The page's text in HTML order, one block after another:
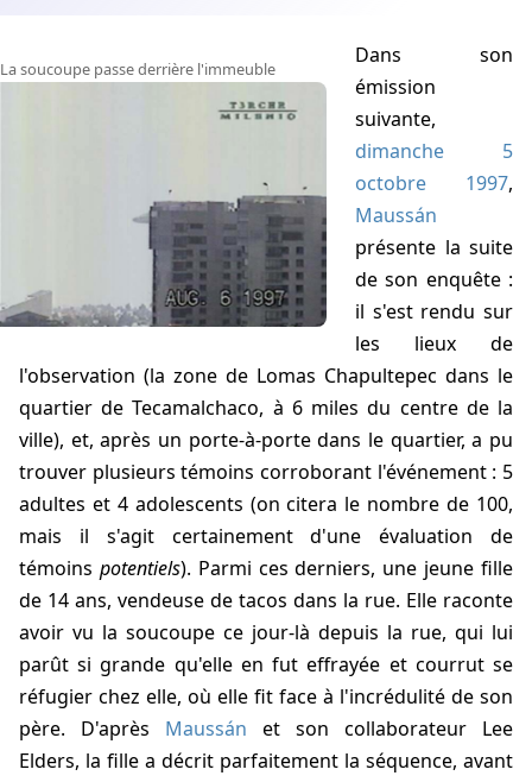
La soucoupe passe derrière l'immeuble
Dans son
émission
suivante,
dimanche 5
octobre 1997,
Maussán
présente la suite
de son enquête :
il s'est rendu sur
les lieux de
l'observation (la zone de Lomas Chapultepec dans le
quartier de Tecamalchaco, à 6 miles du centre de la
ville), et, après un porte-à-porte dans le quartier, a pu
trouver plusieurs témoins corroborant l'événement : 5
adultes et 4 adolescents (on citera le nombre de 100,
mais il s'agit certainement d'une évaluation de
témoins potentiels). Parmi ces derniers, une jeune fille
de 14 ans, vendeuse de tacos dans la rue. Elle raconte
avoir vu la soucoupe ce jour-là depuis la rue, qui lui
parût si grande qu'elle en fut effrayée et courrut se
réfugier chez elle, où elle fit face à l'incrédulité de son
père. D'après Maussán et son collaborateur Lee
Elders, la fille a décrit parfaitement la séquence, avant